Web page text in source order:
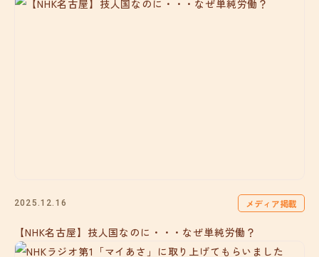
2025.12.16 メディア掲載
【NHK名古屋】技人国なのに・・・なぜ単純労働？